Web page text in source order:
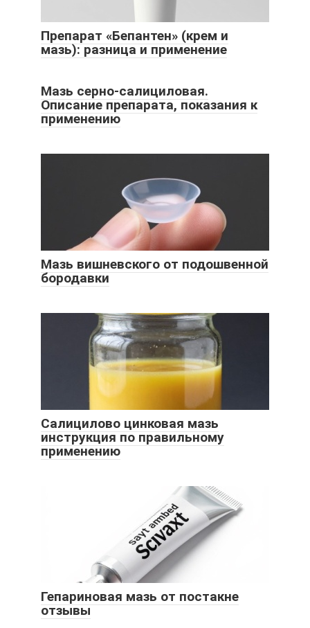
Препарат «Бепантен» (крем и
мазь): разница и применение
Мазь серно-салициловая.
Описание препарата, показания к
применению
Мазь вишневского от подошвенной
бородавки
Салицилово цинковая мазь
инструкция по правильному
применению
Гепариновая мазь от постакне
отзывы